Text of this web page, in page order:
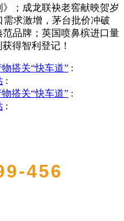
；成龙联袂老窖献映贺岁
求激增，茅台批价冲破
品牌；英国喷鼻槟进口量
得智利登记！
搭关“快车道” :
:
搭关“快车道” :
:
456